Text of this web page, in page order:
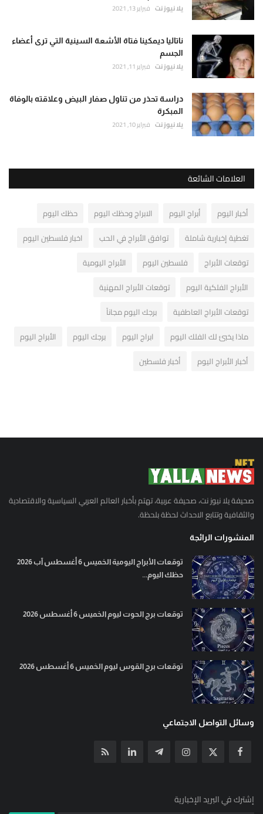
يلا نيوز نت فبراير 13, 2021
ناتاليا ديمكينا فتاة الأشعة السينية التي ترى أعضاء
الجسم
يلا نيوز نت فبراير 11, 2021
دراسة تحذر من تناول صفار البيض وعلاقته بالوفاة
المبكرة
يلا نيوز نت فبراير 10, 2021
العلامات الشائعة
أخبار اليوم أبراج اليوم الابراج وحظك اليوم
حظك اليوم
تغطية إخبارية شاملة
توافق الأبراج في الحب
اخبار فلسطين اليوم
توقعات الأبراج
فلسطين اليوم
الأبراج اليومية
الأبراج الفلكية اليوم
توقعات الأبراج المهنية
توقعات الأبراج العاطفية
برجك اليوم مجاناً
ماذا يخبئ لك الفلك اليوم
ابراج اليوم برجك اليوم
الأبراج اليوم
أخبار الأبراج اليوم
أخبار فلسطين
صحيفة يلا نيوز نت، صحيفة عربية، تهتم بأخبار العالم العربي السياسية والاقتصادية
والثقافية وتتابع الاحداث لحظة بلحظة.
المنشورات الرائجة
توقعات الأبراج اليومية الخميس 6 أغسطس آب 2026
حظك اليوم...
توقعات برج الحوت ليوم الخميس 6 أغسطس 2026
توقعات برج القوس ليوم الخميس 6 أغسطس 2026
وسائل التواصل الاجتماعي
إشترك في البريد الإخبارية